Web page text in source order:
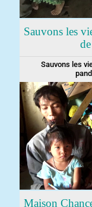
Sauvons les
Sauvons les
Maison